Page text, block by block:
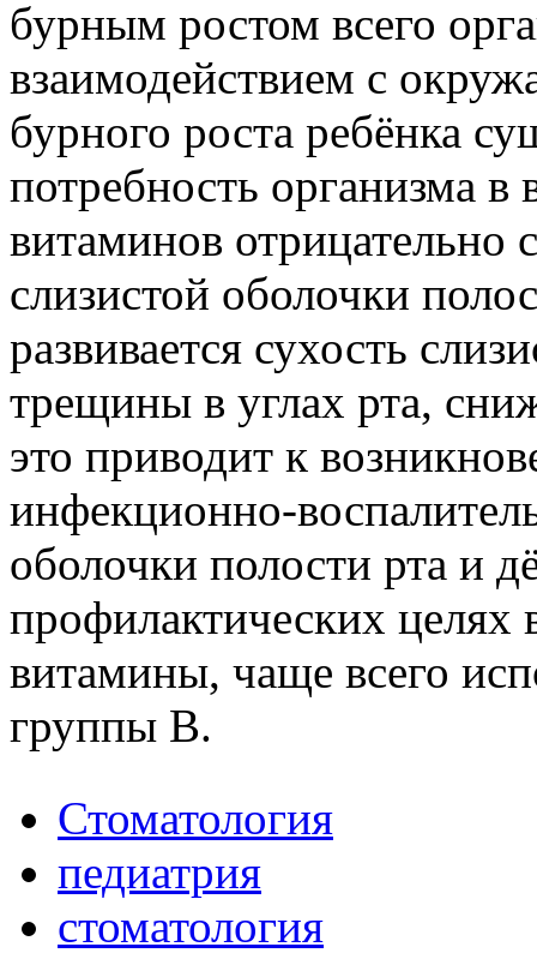
бурным ростом всего
взаимодействием с
бурного роста ребёнка
потребность организма в
витаминов отрицательно
слизистой оболочки
развивается сухость
трещины в углах рта,
это приводит к
инфекционно-
оболочки полости рта и
профилактических целях
витамины, чаще всего
группы В.
Стоматология
педиатрия
стоматология